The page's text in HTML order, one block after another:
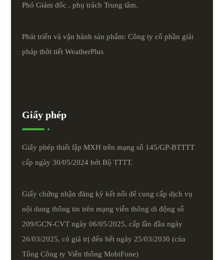
Phó Giám đốc , phụ trách Trung tâm.
Phát triển và vận hành sản phẩm: Công ty cổ phần giải
pháp thời tiếtWeatherPlus
Giấy phép
Giấy phép thiết lập MXH trên mạng số 145/GP-BTTTT
cấp ngày 30/05/2024 bởi Bộ TTTT.
Giấy chứng nhận đăng ký kết nối để cung cấp dịch vụ
nội dung thông tin trên mạng viễn thông di động số
209/GCN-CVT ngày 06/05/2025, cấp lần đầu ngày
26/03/2025, có giá trị đến hết ngày 25/03/2030 (của
Tổng Công ty Viễn thông MobiFone)